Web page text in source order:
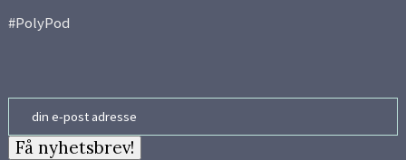
#PolyPod
Få nyhetsbrev!